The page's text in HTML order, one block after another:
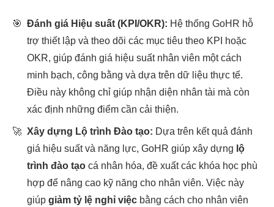
🎯 Đánh giá Hiệu suất (KPI/OKR): Hệ thống GoHR hỗ
trợ thiết lập và theo dõi các mục tiêu theo KPI hoặc
OKR, giúp đánh giá hiệu suất nhân viên một cách
minh bạch, công bằng và dựa trên dữ liệu thực tế.
Điều này không chỉ giúp nhận diện nhân tài mà còn
xác định những điểm cần cải thiện.
🚀 Xây dựng Lộ trình Đào tạo: Dựa trên kết quả đánh
giá hiệu suất và năng lực, GoHR giúp xây dựng lộ
trình đào tạo cá nhân hóa, đề xuất các khóa học phù
hợp để nâng cao kỹ năng cho nhân viên. Việc này
giúp giảm tỷ lệ nghỉ việc bằng cách cho nhân viên